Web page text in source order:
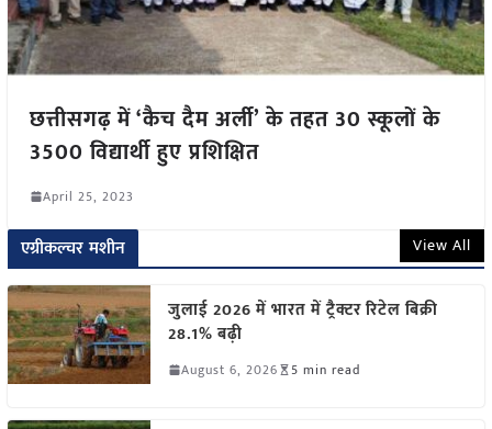
छत्तीसगढ़ में ‘कैच दैम अर्ली’ के तहत 30 स्कूलों के
3500 विद्यार्थी हुए प्रशिक्षित
April 25, 2023
एग्रीकल्चर मशीन View All
जुलाई 2026 में भारत में ट्रैक्टर रिटेल बिक्री
28.1% बढ़ी
August 6, 2026 5 min read